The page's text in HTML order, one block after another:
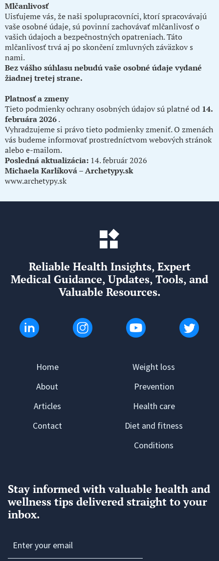
Mlčanlivosť
Uisťujeme vás, že naši spolupracovníci, ktorí spracovávajú
vaše osobné údaje, sú povinní zachovávať mlčanlivosť o
vašich údajoch a bezpečnostných opatreniach. Táto
mlčanlivosť trvá aj po skončení zmluvných záväzkov s
nami.
Bez vášho súhlasu nebudú vaše osobné údaje vydané
žiadnej tretej strane.
Platnosť a zmeny
Tieto podmienky ochrany osobných údajov sú platné od 14.
februára 2026.
Vyhradzujeme si právo tieto podmienky zmeniť. O zmenách
vás budeme informovať prostredníctvom webových stránok
alebo e-mailom.
Posledná aktualizácia: 14. február 2026
Michaela Karlíková –Archetypy.sk
www.archetypy.sk
Reliable Health Insights, Expert
Medical Guidance, Updates, Tools, and
Valuable Resources.
Home
About
Articles
Contact
Weight loss
Prevention
Health care
Diet and fitness
Conditions
Stay informed with valuable health and
wellness tips delivered straight to your
inbox.